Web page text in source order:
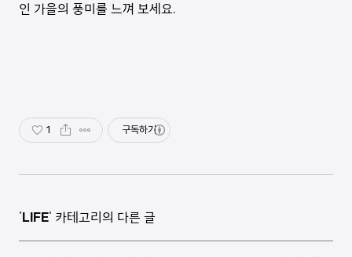
인 가을의 풍미를 느껴 보세요.
1 구독하기
'LIFE' 카테고리의 다른 글